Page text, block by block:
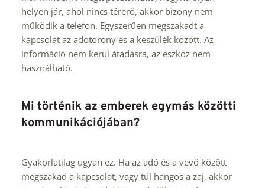
helyen jár, ahol nincs térerő, akkor bizony nem
működik a telefon. Egyszerűen megszakadt a
kapcsolat az adótorony és a készülék között. Az
információ nem kerül átadásra, az eszköz nem
használható.
Mi történik az emberek egymás közötti
kommunikációjában?
Gyakorlatilag ugyan ez. Ha az adó és a vevő között
megszakad a kapcsolat, vagy túl hangos a zaj, akkor